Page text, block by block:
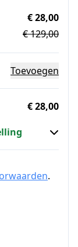
€ 28,00
€ 129,00
Toevoegen
€ 28,00
.